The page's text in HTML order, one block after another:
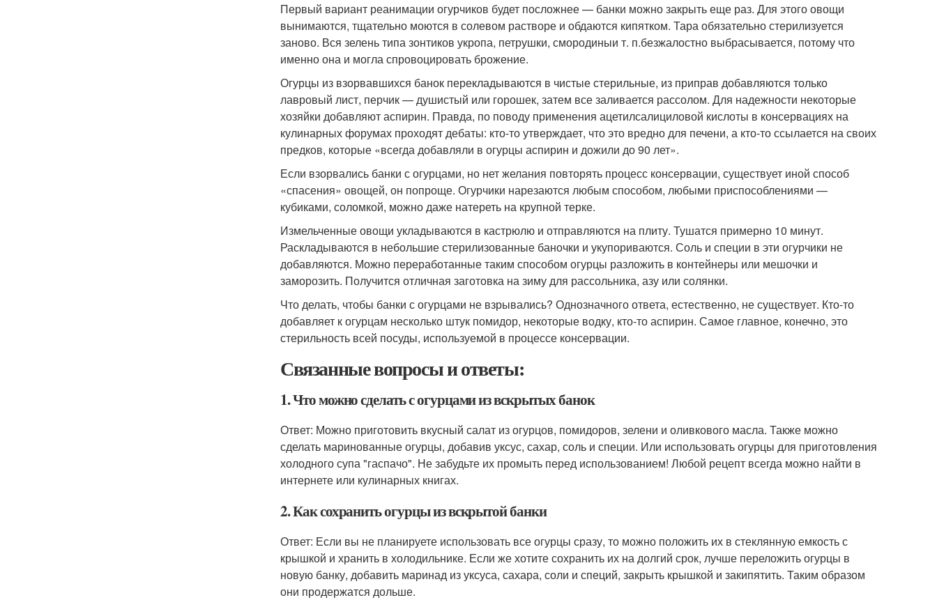
Первый вариант реанимации огурчиков будет посложнее — банки можно закрыть еще раз. Для этого овощи
вынимаются, тщательно моются в солевом растворе и обдаются кипятком. Тара обязательно стерилизуется
заново. Вся зелень типа зонтиков укропа, петрушки, смородиныи т. п.безжалостно выбрасывается, потому что
именно она и могла спровоцировать брожение.
Огурцы из взорвавшихся банок перекладываются в чистые стерильные, из приправ добавляются только
лавровый лист, перчик — душистый или горошек, затем все заливается рассолом. Для надежности некоторые
хозяйки добавляют аспирин. Правда, по поводу применения ацетилсалициловой кислоты в консервациях на
кулинарных форумах проходят дебаты: кто-то утверждает, что это вредно для печени, а кто-то ссылается на своих
предков, которые «всегда добавляли в огурцы аспирин и дожили до 90 лет».
Если взорвались банки с огурцами, но нет желания повторять процесс консервации, существует иной способ
«спасения» овощей, он попроще. Огурчики нарезаются любым способом, любыми приспособлениями —
кубиками, соломкой, можно даже натереть на крупной терке.
Измельченные овощи укладываются в кастрюлю и отправляются на плиту. Тушатся примерно 10 минут.
Раскладываются в небольшие стерилизованные баночки и укупориваются. Соль и специи в эти огурчики не
добавляются. Можно переработанные таким способом огурцы разложить в контейнеры или мешочки и
заморозить. Получится отличная заготовка на зиму для рассольника, азу или солянки.
Что делать, чтобы банки с огурцами не взрывались? Однозначного ответа, естественно, не существует. Кто-то
добавляет к огурцам несколько штук помидор, некоторые водку, кто-то аспирин. Самое главное, конечно, это
стерильность всей посуды, используемой в процессе консервации.
Связанные вопросы и ответы:
1. Что можно сделать с огурцами из вскрытых банок
Ответ: Можно приготовить вкусный салат из огурцов, помидоров, зелени и оливкового масла. Также можно
сделать маринованные огурцы, добавив уксус, сахар, соль и специи. Или использовать огурцы для приготовления
холодного супа "гаспачо". Не забудьте их промыть перед использованием! Любой рецепт всегда можно найти в
интернете или кулинарных книгах.
2. Как сохранить огурцы из вскрытой банки
Ответ: Если вы не планируете использовать все огурцы сразу, то можно положить их в стеклянную емкость с
крышкой и хранить в холодильнике. Если же хотите сохранить их на долгий срок, лучше переложить огурцы в
новую банку, добавить маринад из уксуса, сахара, соли и специй, закрыть крышкой и закипятить. Таким образом
они продержатся дольше.